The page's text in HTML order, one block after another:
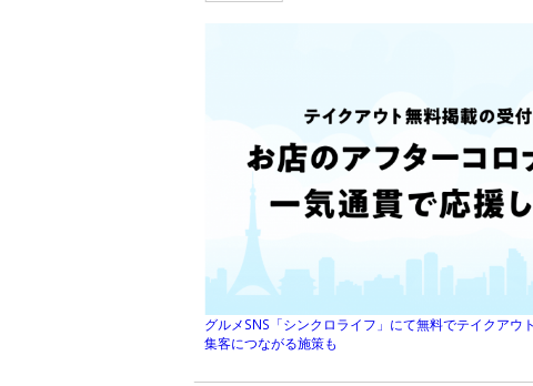
グルメSNS「シンクロライフ」にて無料でテイクアウ
集客につながる施策も